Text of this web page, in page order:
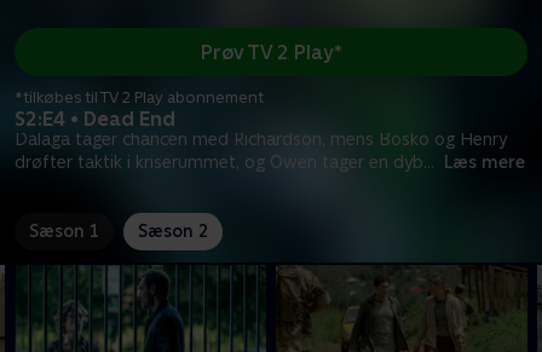
S2:E4 • Dead End
Dalaga tager chancen med Richardson, mens Bosko og Henry
drøfter taktik i kriserummet, og Owen tager en dyb... Læs mere
Prøv TV 2 Play*
*tilkøbes til TV 2 Play abonnement
Sæson 1 Sæson 2